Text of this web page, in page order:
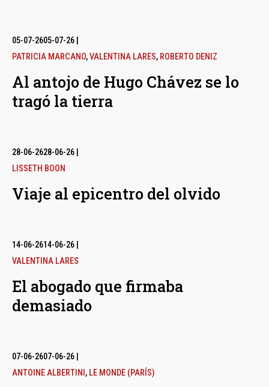
05-07-2605-07-26
PATRICIA MARCANO,VALENTINA LARES, ROBERTO DENIZ
Al antojo de Hugo Chávez se lo
tragó la tierra
28-06-2628-06-26
LISSETH BOON
Viaje al epicentro del olvido
14-06-2614-06-26
VALENTINA LARES
El abogado que firmaba
demasiado
07-06-2607-06-26
ANTOINE ALBERTINI , LE MONDE (PARÍS)